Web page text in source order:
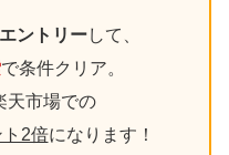
ントリーして、
で条件クリア。
天市場での
2倍になります！